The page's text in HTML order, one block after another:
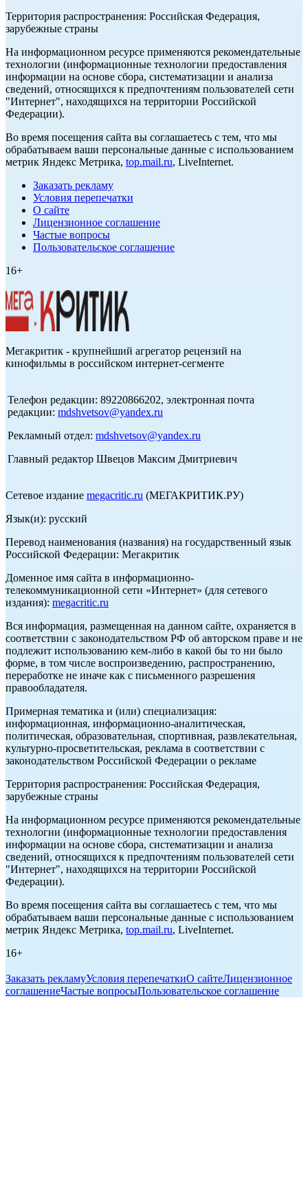
Территория распространения: Российская Федерация,
зарубежные страны
На информационном ресурсе применяются рекомендательные
технологии (информационные технологии предоставления
информации на основе сбора, систематизации и анализа
сведений, относящихся к предпочтениям пользователей сети
"Интернет", находящихся на территории Российской
Федерации).
Во время посещения сайта вы соглашаетесь с тем, что мы
обрабатываем ваши персональные данные с использованием
метрик Яндекс Метрика, top.mail.ru, LiveInternet.
Заказать рекламу
Условия перепечатки
О сайте
Лицензионное соглашение
Частые вопросы
Пользовательское соглашение
16+
Мегакритик - крупнейший агрегатор рецензий на
кинофильмы в российском интернет-сегменте
Телефон редакции: 89220866202, электронная почта
редакции: mdshvetsov@yandex.ru
Рекламный отдел: mdshvetsov@yandex.ru
Главный редактор Швецов Максим Дмитриевич
Сетевое издание megacritic.ru (МЕГАКРИТИК.РУ)
Язык(и): русский
Перевод наименования (названия) на государственный язык
Российской Федерации: Мегакритик
Доменное имя сайта в информационно-
телекоммуникационной сети «Интернет» (для сетевого
издания): megacritic.ru
Вся информация, размещенная на данном сайте, охраняется в
соответствии с законодательством РФ об авторском праве и не
подлежит использованию кем-либо в какой бы то ни было
форме, в том числе воспроизведению, распространению,
переработке не иначе как с письменного разрешения
правообладателя.
Примерная тематика и (или) специализация:
информационная, информационно-аналитическая,
политическая, образовательная, спортивная, развлекательная,
культурно-просветительская, реклама в соответствии с
законодательством Российской Федерации о рекламе
Территория распространения: Российская Федерация,
зарубежные страны
На информационном ресурсе применяются рекомендательные
технологии (информационные технологии предоставления
информации на основе сбора, систематизации и анализа
сведений, относящихся к предпочтениям пользователей сети
"Интернет", находящихся на территории Российской
Федерации).
Во время посещения сайта вы соглашаетесь с тем, что мы
обрабатываем ваши персональные данные с использованием
метрик Яндекс Метрика, top.mail.ru, LiveInternet.
16+
Заказать рекламуУсловия перепечаткиО сайтеЛицензионное
соглашениеЧастые вопросыПользовательское соглашение